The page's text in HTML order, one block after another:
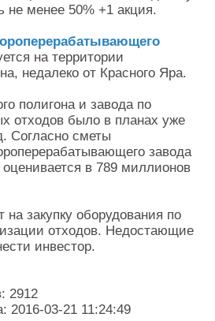
не менее 50% +1 акция.
на территории
недалеко от Красного Яра.
полигона и завода по
отходов было в планах уже
Согласно сметы
завода
оценивается в 789 миллионов
закупку оборудования по
отходов. Недостающие
инвестор.
2912
2016-03-21 11:24:49